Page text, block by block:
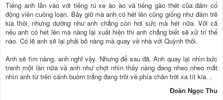
Tiếng anh lẫn vào với tiếng rú xe ào ào và tiếng gào thét của đám cổ
động viên cuồng loạn. Bây giờ mà anh có hét lên cũng giống như đám trẻ
kia thôi, nhưng dường như anh chẳng còn hơi sức mà hét nữa. Với cả
nếu anh có hét lên mà nàng lại xuất hiện thì anh chẳng biết sẽ xử trí thế
nào. Có lẽ anh sẽ lại phải bỏ nàng mà quay về nhà với Quỳnh thôi.
Anh sẽ tìm nàng, anh nghĩ vậy. Nhưng để sau đã. Anh quay lại nhìn bức
tranh một lần nữa và anh như chợt nhìn thấy nàng đang nheo nheo mắt
nhìn anh từ trên cánh buồm trắng đang trôi về phía chân trời xa tít kia…
Đoàn Ngọc Thu